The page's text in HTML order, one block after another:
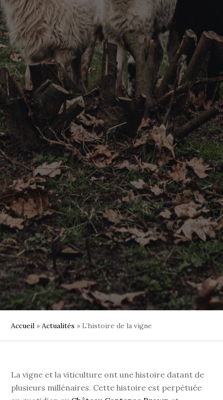
Accueil »Actualités » L’histoire de la vigne
La vigne et la viticulture ont une histoire datant de
plusieurs millénaires. Cette histoire est perpétuée